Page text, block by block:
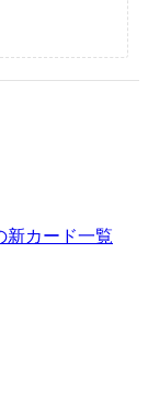
新カード一覧